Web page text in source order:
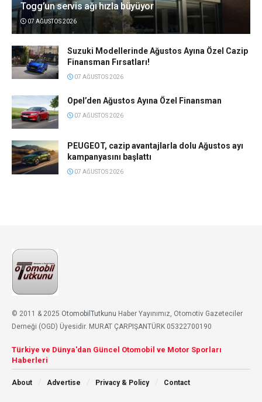
Togg’un servis ağı hızla büyüyor
07 AĞUSTOS 2026
Suzuki Modellerinde Ağustos Ayına Özel Cazip
Finansman Fırsatları!
07 AĞUSTOS 2026
Opel’den Ağustos Ayına Özel Finansman
07 AĞUSTOS 2026
PEUGEOT, cazip avantajlarla dolu Ağustos ayı
kampanyasını başlattı
07 AĞUSTOS 2026
© 2011 & 2025 OtomobilTutkunu Haber Yayınımız, Otomotiv Gazeteciler
Derneği (OGD) Üyesidir. MURAT ÇARPIŞANTÜRK 05322700190
Türkiye ve Dünya'dan Güncel Otomobil ve Motor Sporları
Haberleri
About Advertise Privacy & Policy Contact